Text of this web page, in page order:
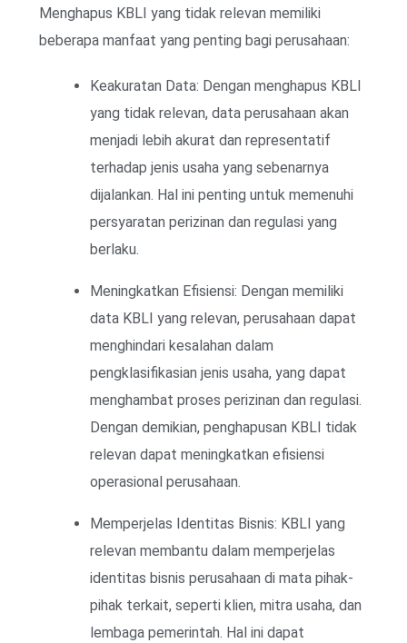
Menghapus KBLI yang tidak relevan memiliki
beberapa manfaat yang penting bagi perusahaan:
Keakuratan Data: Dengan menghapus KBLI
yang tidak relevan, data perusahaan akan
menjadi lebih akurat dan representatif
terhadap jenis usaha yang sebenarnya
dijalankan. Hal ini penting untuk memenuhi
persyaratan perizinan dan regulasi yang
berlaku.
Meningkatkan Efisiensi: Dengan memiliki
data KBLI yang relevan, perusahaan dapat
menghindari kesalahan dalam
pengklasifikasian jenis usaha, yang dapat
menghambat proses perizinan dan regulasi.
Dengan demikian, penghapusan KBLI tidak
relevan dapat meningkatkan efisiensi
operasional perusahaan.
Memperjelas Identitas Bisnis: KBLI yang
relevan membantu dalam memperjelas
identitas bisnis perusahaan di mata pihak-
pihak terkait, seperti klien, mitra usaha, dan
lembaga pemerintah. Hal ini dapat